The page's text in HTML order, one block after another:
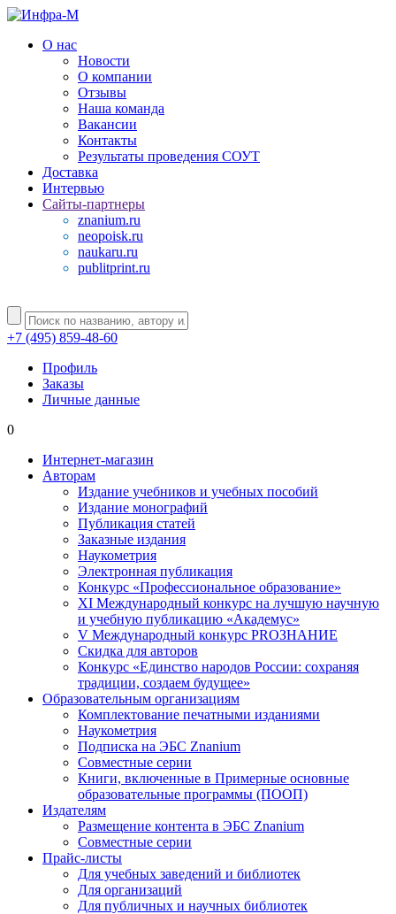
О нас
Новости
О компании
Отзывы
Наша команда
Вакансии
Контакты
Результаты проведения СОУТ
Доставка
Интервью
Сайты-партнеры
znanium.ru
neopoisk.ru
naukaru.ru
publitprint.ru
+7 (495) 859-48-60
Профиль
Заказы
Личные данные
0
Интернет-магазин
Авторам
Издание учебников и учебных пособий
Издание монографий
Публикация статей
Заказные издания
Наукометрия
Электронная публикация
Конкурс «Профессиональное образование»
XI Международный конкурс на лучшую научную
и учебную публикацию «Академус»
V Международный конкурс PROЗНАНИЕ
Скидка для авторов
Конкурс «Единство народов России: сохраняя
традиции, создаем будущее»
Образовательным организациям
Комплектование печатными изданиями
Наукометрия
Подписка на ЭБС Znanium
Совместные серии
Книги, включенные в Примерные основные
образовательные программы (ПООП)
Издателям
Размещение контента в ЭБС Znanium
Совместные серии
Прайс-листы
Для учебных заведений и библиотек
Для организаций
Для публичных и научных библиотек